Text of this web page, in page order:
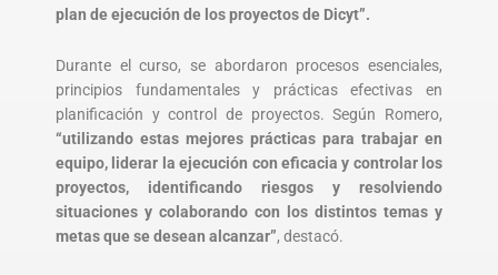
plan de ejecución de los proyectos de Dicyt”.
Durante el curso, se abordaron procesos esenciales,
principios fundamentales y prácticas efectivas en
planificación y control de proyectos. Según Romero,
“utilizando estas mejores prácticas para trabajar en
equipo, liderar la ejecución con eficacia y controlar los
proyectos, identificando riesgos y resolviendo
situaciones y colaborando con los distintos temas y
metas que se desean alcanzar”, destacó.